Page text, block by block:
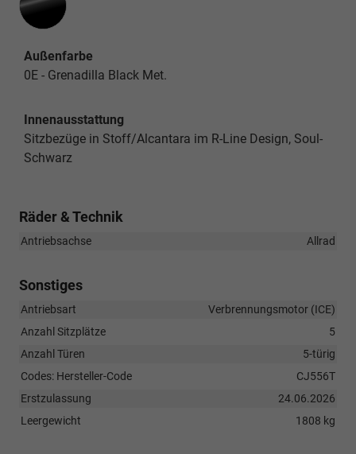
Außenfarbe
0E - Grenadilla Black Met.
Innenausstattung
Sitzbezüge in Stoff/Alcantara im R-Line Design, Soul-
Schwarz
Räder & Technik
Antriebsachse Allrad
Sonstiges
Antriebsart
Verbrennungsmotor (ICE)
Anzahl Sitzplätze
5
Anzahl Türen
5-türig
Codes: Hersteller-Code
CJ556T
Erstzulassung
24.06.2026
Leergewicht
1808 kg